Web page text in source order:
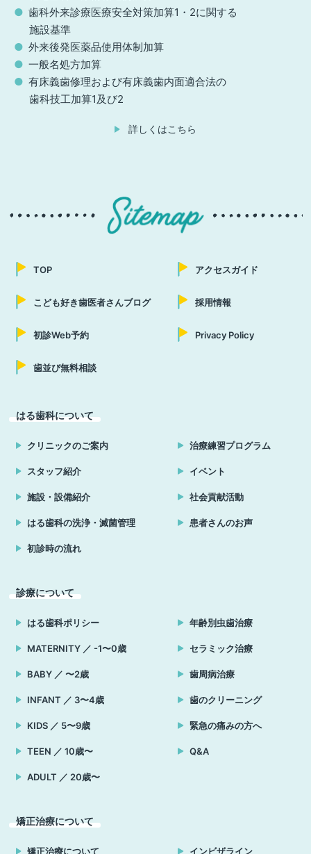
歯科外来診療医療安全対策加算1・2に関する
施設基準
外来後発医薬品使用体制加算
一般名処方加算
有床義歯修理および有床義歯内面適合法の
歯科技工加算1及び2
詳しくはこちら
TOP
こども好き歯医者さんブログ
初診Web予約
歯並び無料相談
アクセスガイド
採用情報
Privacy Policy
はる歯科について
クリニックのご案内
スタッフ紹介
施設・設備紹介
はる歯科の洗浄・滅菌管理
初診時の流れ
治療練習プログラム
イベント
社会貢献活動
患者さんのお声
診療について
はる歯科ポリシー
MATERNITY ／ -1〜0歳
BABY ／ 〜2歳
INFANT ／ 3〜4歳
KIDS ／ 5〜9歳
TEEN ／ 10歳〜
ADULT ／ 20歳〜
年齢別虫歯治療
セラミック治療
歯周病治療
歯のクリーニング
緊急の痛みの方へ
Q&A
矯正治療について
矯正治療について インビザライン